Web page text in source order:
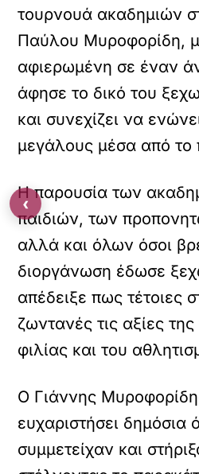
τουρνουά ακαδημιών
Παύλου Μυροφορίδη,
αφιερωμένη σε έναν
άφησε το δικό του
και συνεχίζει να
μεγάλους μέσα από το
Η παρουσία των
παιδιών, των
αλλά και όλων όσοι
διοργάνωση έδωσε
απέδειξε πως τέτοιες
ζωντανές τις αξίες
φιλίας και του
Ο Γιάννης
ευχαριστήσει δημόσια
συμμετείχαν και
‹